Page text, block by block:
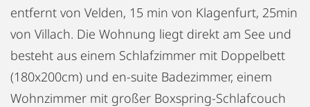
entfernt von Velden, 15 min von Klagenfurt, 25min
von Villach. Die Wohnung liegt direkt am See und
besteht aus einem Schlafzimmer mit Doppelbett
(180x200cm) und en-suite Badezimmer, einem
Wohnzimmer mit großer Boxspring-Schlafcouch